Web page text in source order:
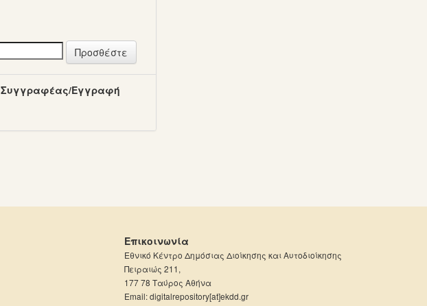
Συγγραφέας/Εγγραφή
Επικοινωνία
Εθνικό Κέντρο Δημόσιας Διοίκησης και Αυτοδιοίκησης
Πειραιώς 211,
177 78 Ταύρος Αθήνα
Email: digitalrepository[at]ekdd.gr